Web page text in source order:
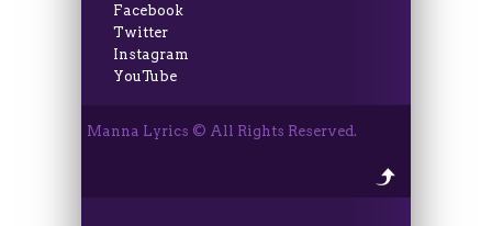
Facebook
Twitter
Instagram
YouTube
Manna Lyrics © All Rights Reserved.